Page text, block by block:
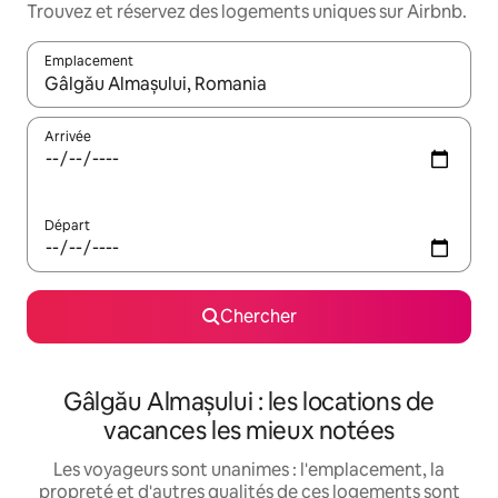
Trouvez et réservez des logements uniques sur Airbnb.
Emplacement
Quand les résultats sont affichés, parcourez-les en utilisant
Arrivée
Départ
Chercher
Gâlgău Almașului : les locations de
vacances les mieux notées
Les voyageurs sont unanimes : l'emplacement, la
propreté et d'autres qualités de ces logements sont